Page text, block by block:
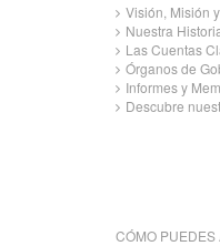
Visión, Misión
Nuestra
Las Cuentas
Órganos de
Informes y
Descubre
CÓMO